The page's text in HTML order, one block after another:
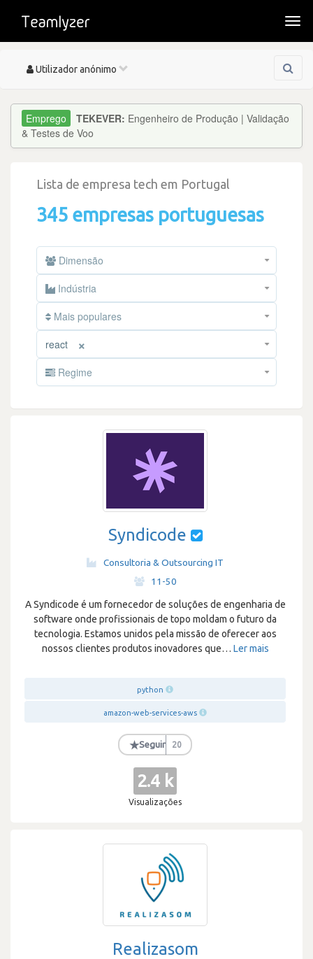
Toggle
Utilizador anónimo
TEKEVER: Engenheiro de Produção | Validação
& Testes de Voo
Lista de empresa tech em Portugal
345 empresas portuguesas
Dimensão
Indústria
Mais populares
×
react
Regime
Syndicode
Consultoria & Outsourcing IT
11-50
A Syndicode é um fornecedor de soluções de engenharia de
software onde profissionais de topo moldam o futuro da
tecnologia. Estamos unidos pela missão de oferecer aos
nossos clientes produtos inovadores que… Ler mais
python
amazon-web-services-aws
★Seguir 20
2.4 k
Visualizações
Realizasom